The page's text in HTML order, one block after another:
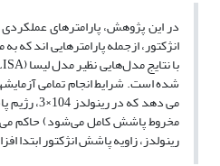
در این پژوهش، پارامترهای
انژکتور، ازجمله پارامترهایی ­اند
شده است. شرایط انجام تمامی
رینولدز، زاویه پاشش انژکتور ابتدا